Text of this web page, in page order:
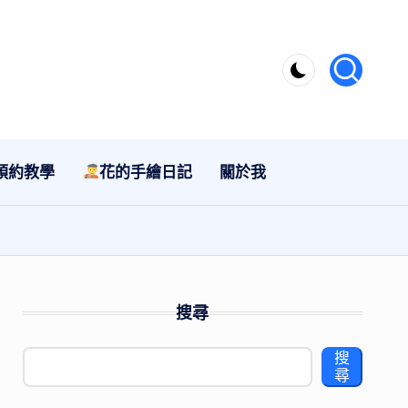
約教學 花的手繪日記 關於我
搜尋
搜
尋